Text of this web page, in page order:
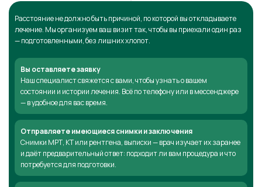
Расстояние не должно быть причиной, по которой вы откладываете
лечение. Мы организуем ваш визит так, чтобы вы приехали один раз
— подготовленными, без лишних хлопот.
Вы оставляете заявку
Наш специалист свяжется с вами, чтобы узнать о вашем
состоянии и истории лечения. Всё по телефону или в мессенджере
— в удобное для вас время.
Отправляете имеющиеся снимки и заключения
Снимки МРТ, КТ или рентгена, выписки — врач изучает их заранее
и даёт предварительный ответ: подходит ли вам процедура и что
потребуется для подготовки.